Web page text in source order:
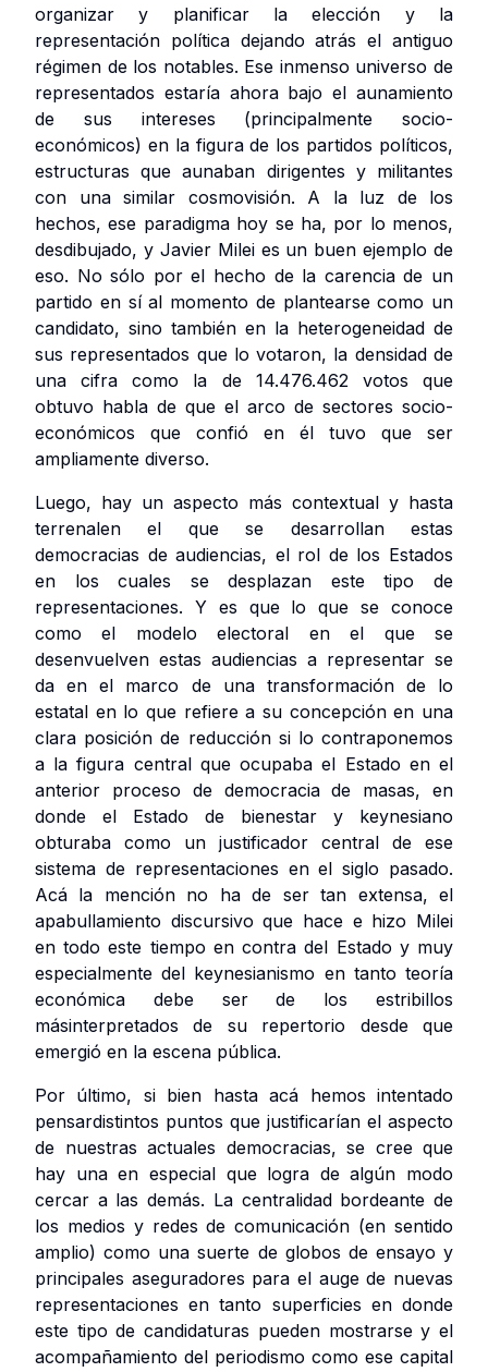
organizar y planificar la elección y la
representación política dejando atrás el antiguo
régimen de los notables. Ese inmenso universo de
representados estaría ahora bajo el aunamiento
de sus intereses (principalmente socio-
económicos) en la figura de los partidos políticos,
estructuras que aunaban dirigentes y militantes
con una similar cosmovisión. A la luz de los
hechos, ese paradigma hoy se ha, por lo menos,
desdibujado, y Javier Milei es un buen ejemplo de
eso. No sólo por el hecho de la carencia de un
partido en sí al momento de plantearse como un
candidato, sino también en la heterogeneidad de
sus representados que lo votaron, la densidad de
una cifra como la de 14.476.462 votos que
obtuvo habla de que el arco de sectores socio-
económicos que confió en él tuvo que ser
ampliamente diverso.
Luego, hay un aspecto más contextual y hasta
terrenalen el que se desarrollan estas
democracias de audiencias, el rol de los Estados
en los cuales se desplazan este tipo de
representaciones. Y es que lo que se conoce
como el modelo electoral en el que se
desenvuelven estas audiencias a representar se
da en el marco de una transformación de lo
estatal en lo que refiere a su concepción en una
clara posición de reducción si lo contraponemos
a la figura central que ocupaba el Estado en el
anterior proceso de democracia de masas, en
donde el Estado de bienestar y keynesiano
obturaba como un justificador central de ese
sistema de representaciones en el siglo pasado.
Acá la mención no ha de ser tan extensa, el
apabullamiento discursivo que hace e hizo Milei
en todo este tiempo en contra del Estado y muy
especialmente del keynesianismo en tanto teoría
económica debe ser de los estribillos
másinterpretados de su repertorio desde que
emergió en la escena pública.
Por último, si bien hasta acá hemos intentado
pensardistintos puntos que justificarían el aspecto
de nuestras actuales democracias, se cree que
hay una en especial que logra de algún modo
cercar a las demás. La centralidad bordeante de
los medios y redes de comunicación (en sentido
amplio) como una suerte de globos de ensayo y
principales aseguradores para el auge de nuevas
representaciones en tanto superficies en donde
este tipo de candidaturas pueden mostrarse y el
acompañamiento del periodismo como ese capital